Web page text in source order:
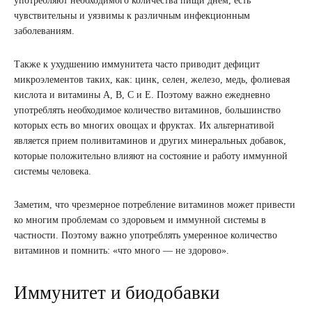
чувствительны и уязвимы к различным инфекционным
заболеваниям.
Также к ухудшению иммунитета часто приводит дефицит
микроэлементов таких, как: цинк, селен, железо, медь, фолиевая
кислота и витамины А, В, С и Е. Поэтому важно ежедневно
употреблять необходимое количество витаминов, большинство
которых есть во многих овощах и фруктах. Их альтернативой
является прием поливитаминов и других минеральных добавок,
которые положительно влияют на состояние и работу иммунной
системы человека.
Заметим, что чрезмерное потребление витаминов может привести
ко многим проблемам со здоровьем и иммунной системы в
частности. Поэтому важно употреблять умеренное количество
витаминов и помнить: «что много — не здорово».
Иммунитет и биодобавки